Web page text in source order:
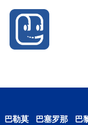
巴勒莫 巴塞罗那 巴